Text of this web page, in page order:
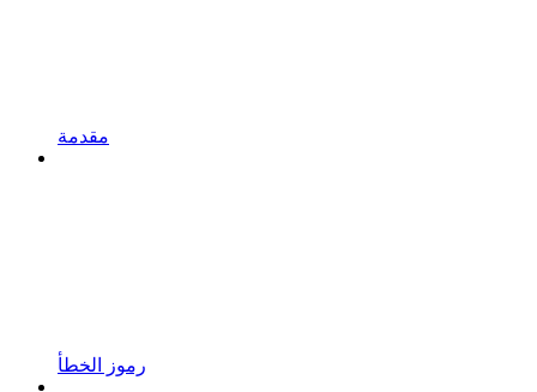
مقدمة
رموز الخطأ